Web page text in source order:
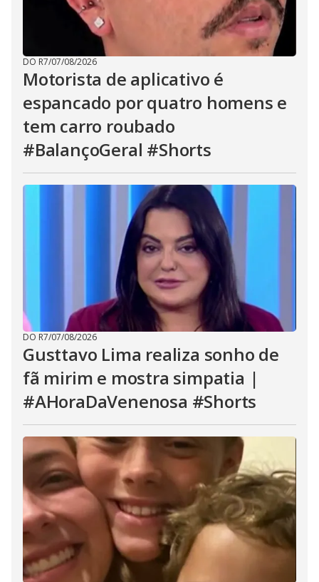
DO R7/07/08/2026
Motorista de aplicativo é
espancado por quatro homens e
tem carro roubado
#BalançoGeral #Shorts
DO R7/07/08/2026
Gusttavo Lima realiza sonho de
fã mirim e mostra simpatia |
#AHoraDaVenenosa #Shorts